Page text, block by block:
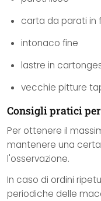
carta da parati in
intonaco fine
lastre in
vecchie pitture
Consigli pratici
Per ottenere il
mantenere una
l'osservazione.
In caso di ordini
periodiche delle